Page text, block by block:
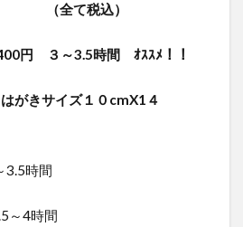
（全て税込）
円 ３～3.5時間 ｵｽｽﾒ！！
はがきサイズ１０ cmX1４
時間
4時間